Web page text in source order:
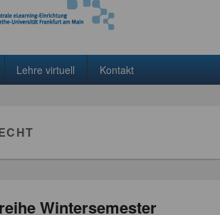
Lehre virtuell Kontakt
Wintersemester